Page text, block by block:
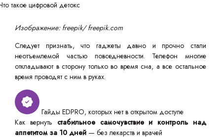
Изображение: freepik/ freepik.com
Следует признать, что гаджеты давно и прочно стали
неотъемлемой частью повседневности. Телефон многие
откладывают в сторону только во время сна, а все остальное
время проводят с ним в руках.
Гайды EDPRO, которых нет в открытом доступе
Как вернуть стабильное самочувствие и контроль над
аппетитом за 10 дней — без лекарств и врачей